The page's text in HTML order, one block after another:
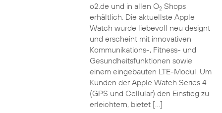
o2.de und in allen O2Shops
erhältlich. Die aktuellste Apple
Watch wurde liebevoll neu designt
und erscheint mit innovativen
Kommunikations-, Fitness- und
Gesundheitsfunktionen sowie
einem eingebauten LTE-Modul. Um
Kunden der Apple Watch Series 4
(GPS und Cellular) den Einstieg zu
erleichtern, bietet […]